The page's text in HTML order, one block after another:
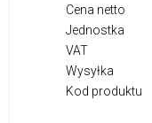
Cena netto
Jednostka
VAT
Wysyłka
Kod produktu